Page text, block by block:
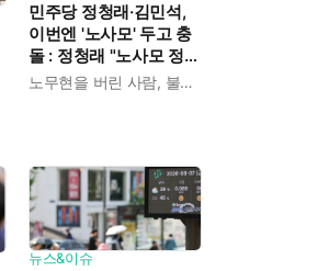
민주당 정청래·김민석,
이번엔 '노사모' 두고 충
돌 : 정청래 "노사모 정신
으로 승리" vs 김민석 측노무현을 버린 사람, 불편하겠지
뉴스&이슈